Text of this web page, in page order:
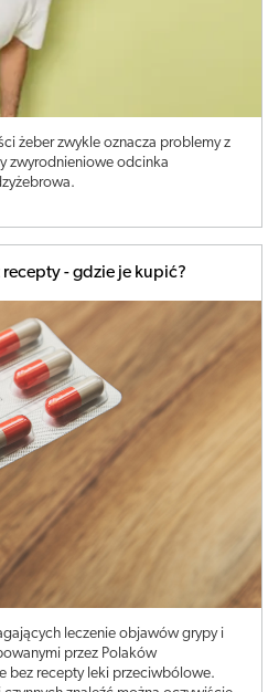
żeber zwykle oznacza problemy z
zwyrodnieniowe odcinka
- gdzie je kupić?
leczenie objawów grypy i
przez Polaków
bez recepty leki przeciwbólowe.